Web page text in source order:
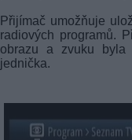
Přijímač umožňuje
radiových programů.
obrazu a zvuku byla
jednička.